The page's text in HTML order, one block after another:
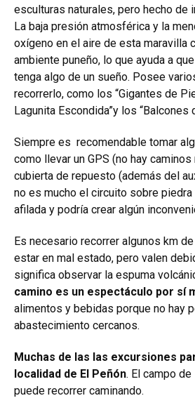
esculturas naturales, pero hecho de
La baja presión atmosférica y la
oxígeno en el aire de esta maravilla
ambiente puneño, lo que ayuda a
tenga algo de un sueño. Posee
recorrerlo, como los “Gigantes de
Lagunita Escondida”y los “Balcones
Siempre es recomendable tomar
como llevar un GPS (no hay
cubierta de repuesto (además del
no es mucho el circuito sobre
afilada y podría crear algún
Es necesario recorrer algunos km
estar en mal estado, pero valen
significa observar la espuma
camino es un espectáculo por sí
alimentos y bebidas porque no hay
abastecimiento cercanos.
Muchas de las las excursiones
localidad de El Peñón. El campo
puede recorrer caminando.